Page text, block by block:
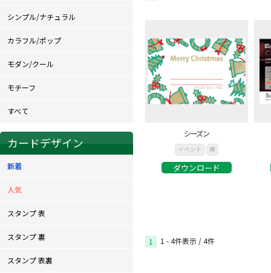
シーズン
イベント 横
ダウンロード
1 1 - 4件表示 /4件
シンプル/ナチュラル
カラフル/ポップ
モダン/クール
モチーフ
すべて
カードデザイン
新着
人気
スタンプ 表
スタンプ 裏
スタンプ 表裏